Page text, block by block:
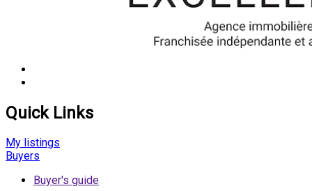
Quick Links
My listings
Buyers
Buyer's guide